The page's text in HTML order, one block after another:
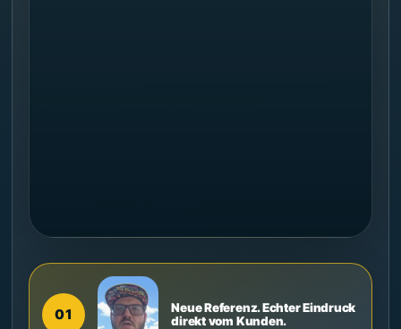
01
Neue Referenz. Echter Eindruck
direkt vom Kunden.